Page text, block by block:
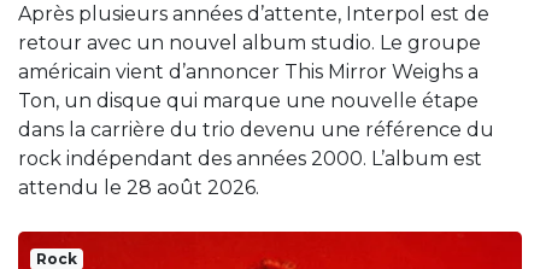
Après plusieurs années d’attente, Interpol est de
retour avec un nouvel album studio. Le groupe
américain vient d’annoncer This Mirror Weighs a
Ton, un disque qui marque une nouvelle étape
dans la carrière du trio devenu une référence du
rock indépendant des années 2000. L’album est
attendu le 28 août 2026.
Rock